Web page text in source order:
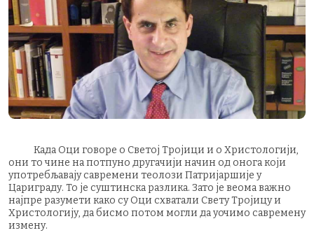
Када Оци говоре о Светој Тројици и о Христологији,
они то чине на потпуно другачији начин од онога који
употребљавају савремени теолози Патријаршије у
Цариграду. То је суштинска разлика. Зато је веома важно
најпре разумети како су Оци схватали Свету Тројицу и
Христологију, да бисмо потом могли да уочимо савремену
измену.